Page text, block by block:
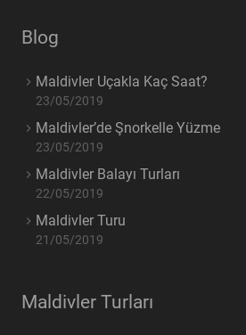
Blog
Maldivler Uçakla Kaç Saat?
23/05/2019
Maldivler’de Şnorkelle Yüzme
23/05/2019
Maldivler Balayı Turları
22/05/2019
Maldivler Turu
21/05/2019
Maldivler Turları